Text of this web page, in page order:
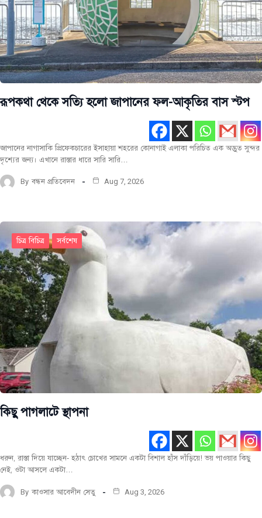
রূপকথা থেকে সত্যি হলো জাপানের ফল-আকৃতির বাস স্টপ
জাপানের নাগাসাকি প্রিফেকচারের ইসাহায়া শহরের কোনাগাই এলাকা পরিচিত এক অদ্ভুত সুন্দর
দৃশ্যের জন্য। এখানে রাস্তার ধারে সারি সারি…
By বন্ধন প্রতিবেদন Aug 7, 2026
চিত্র বিচিত্র সর্বশেষ
কিছু পাগলাটে স্থাপনা
ধরুন, রাস্তা দিয়ে যাচ্ছেন- হঠাৎ চোখের সামনে একটা বিশাল হাঁস দাঁড়িয়ে! ভয় পাওয়ার কিছু
নেই, ওটা আসলে একটা…
By কাওসার আবেদীন সেতু Aug 3, 2026